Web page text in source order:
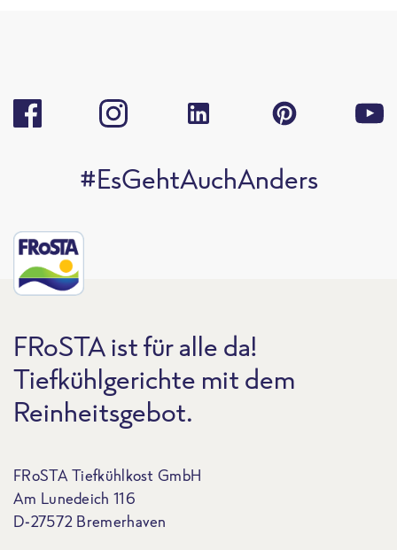
#EsGehtAuchAnders
FRoSTA ist für alle da!
Tiefkühlgerichte mit dem
Reinheitsgebot.
FRoSTA Tiefkühlkost GmbH
Am Lunedeich 116
D-27572 Bremerhaven